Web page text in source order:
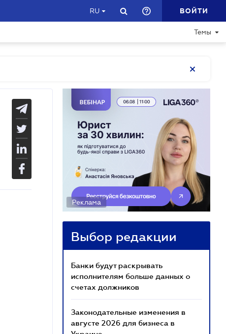
RU ВОЙТИ
Темы
Реклама
Выбор редакции
Банки будут раскрывать
исполнителям больше данных о
счетах должников
Законодательные изменения в
августе 2026 для бизнеса в